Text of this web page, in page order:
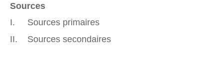
Sources
I. Sources primaires
II. Sources secondaires